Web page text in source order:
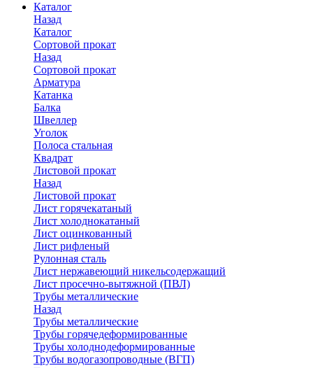
Каталог
Назад
Каталог
Сортовой прокат
Назад
Сортовой прокат
Арматура
Катанка
Балка
Швеллер
Уголок
Полоса стальная
Квадрат
Листовой прокат
Назад
Листовой прокат
Лист горячекатаный
Лист холоднокатаный
Лист оцинкованный
Лист рифленый
Рулонная сталь
Лист нержавеющий никельсодержащий
Лист просечно-вытяжной (ПВЛ)
Трубы металлические
Назад
Трубы металлические
Трубы горячедеформированные
Трубы холоднодеформированные
Трубы водогазопроводные (ВГП)